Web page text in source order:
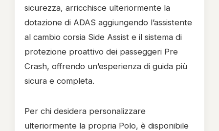
sicurezza, arricchisce ulteriormente la
dotazione di ADAS aggiungendo l’assistente
al cambio corsia Side Assist e il sistema di
protezione proattivo dei passeggeri Pre
Crash, offrendo un’esperienza di guida più
sicura e completa.
Per chi desidera personalizzare
ulteriormente la propria Polo, è disponibile